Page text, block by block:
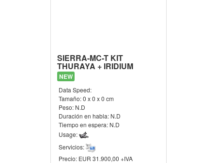
SIERRA-MC-T KIT
THURAYA + IRIDIUM
NEW
Data Speed:
Tamaño:0 x 0 x 0 cm
Peso: N.D
Duración en habla: N.D
Tiempo en espera: N.D
Usage:
Servicios:
Precio: EUR 31.900,00 +IVA